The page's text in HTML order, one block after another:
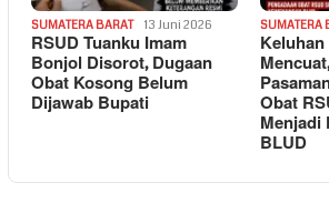
SUMATERA BARAT 13 Juni 2026
RSUD Tuanku Imam
Bonjol Disorot, Dugaan
Obat Kosong Belum
Dijawab Bupati
SUMATERA
Obat
Menjadi
BLUD